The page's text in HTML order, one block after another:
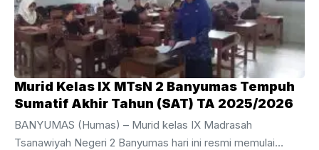
Murid Kelas IX MTsN 2 Banyumas Tempuh
Sumatif Akhir Tahun (SAT) TA 2025/2026
BANYUMAS (Humas) – Murid kelas IX Madrasah
Tsanawiyah Negeri 2 Banyumas hari ini resmi memulai